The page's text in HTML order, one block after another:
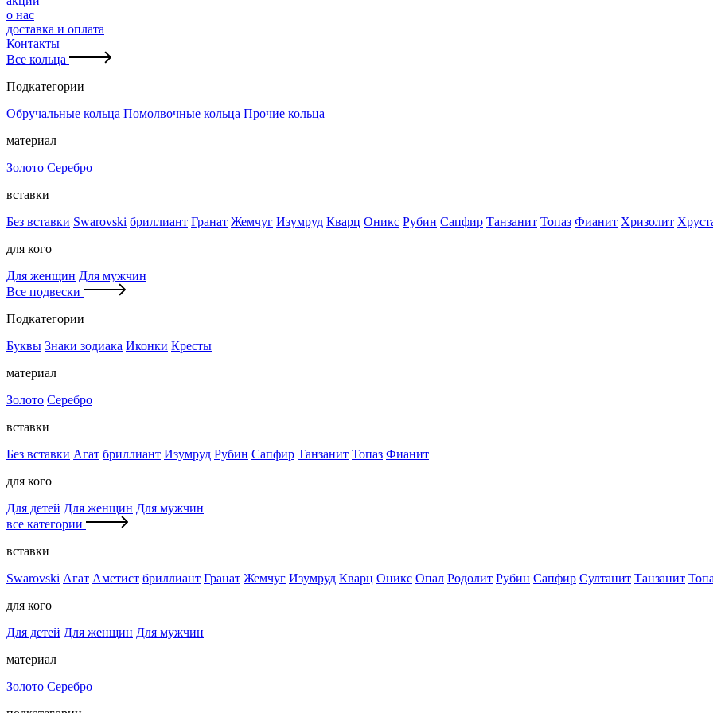
о нас
доставка и оплата
Контакты
Все кольца
Подкатегории
Обручальные кольца Помолвочные кольца Прочие кольца
материал
Золото Серебро
вставки
Без вставки Swarovski бриллиант Гранат Жемчуг Изумруд Кварц Оникс Рубин Сапфир Танзанит Топаз Фианит Хризолит
для кого
Для женщин Для мужчин
Все подвески
Подкатегории
Буквы Знаки зодиака Иконки Кресты
материал
Золото Серебро
вставки
Без вставки Агат бриллиант Изумруд Рубин Сапфир Танзанит Топаз Фианит
для кого
Для детей Для женщин Для мужчин
все категории
вставки
Swarovski Агат Аметист бриллиант Гранат Жемчуг Изумруд Кварц Оникс Опал Родолит Рубин Сапфир Султанит Танзанит
для кого
Для детей Для женщин Для мужчин
материал
Золото Серебро